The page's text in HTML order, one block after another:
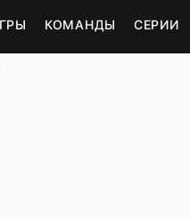
КОМАНДЫ СЕРИИ